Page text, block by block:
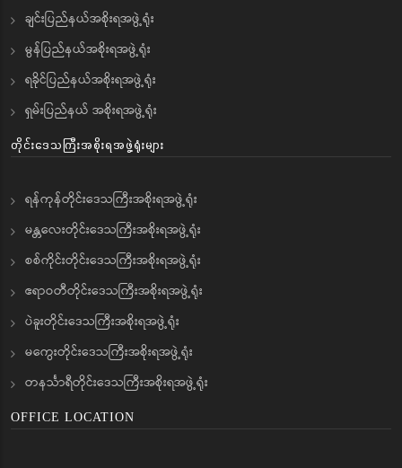
ချင်းပြည်နယ်အစိုးရအဖွဲ့ရုံး
မွန်ပြည်နယ်အစိုးရအဖွဲ့ရုံး
ရခိုင်ပြည်နယ်အစိုးရအဖွဲ့ရုံး
ရှမ်းပြည်နယ် အစိုးရအဖွဲ့ရုံး
တိုင်းဒေသကြီးအစိုးရအဖွဲ့ရုံးများ
ရန်ကုန်တိုင်းဒေသကြီးအစိုးရအဖွဲ့ရုံး
မန္တလေးတိုင်းဒေသကြီးအစိုးရအဖွဲ့ရုံး
စစ်ကိုင်းတိုင်းဒေသကြီးအစိုးရအဖွဲ့ရုံး
ဧရာဝတီတိုင်းဒေသကြီးအစိုးရအဖွဲ့ရုံး
ပဲခူးတိုင်းဒေသကြီးအစိုးရအဖွဲ့ရုံး
မကွေးတိုင်းဒေသကြီးအစိုးရအဖွဲ့ရုံး
တနင်္သာရီတိုင်းဒေသကြီးအစိုးရအဖွဲ့ရုံး
OFFICE LOCATION